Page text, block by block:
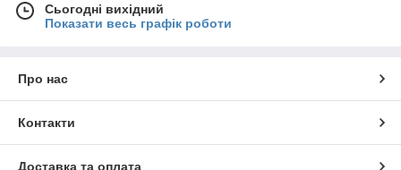
Сьогодні вихідний
Показати весь графік роботи
Про нас
Контакти
Доставка та оплата